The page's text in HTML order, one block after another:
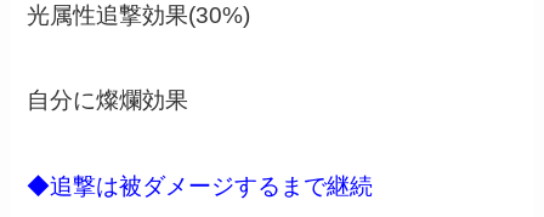
光属性追撃効果(30%)
自分に燦爛効果
◆追撃は被ダメージするまで継続